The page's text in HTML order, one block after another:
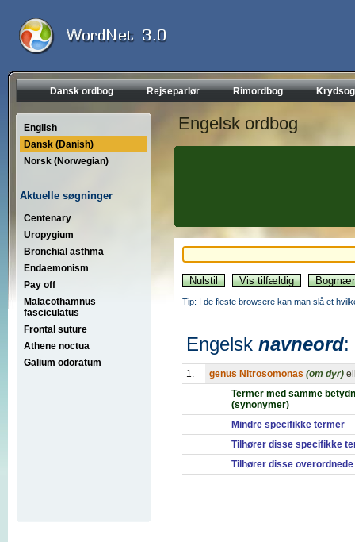
Dansk ordbog Rejseparlør Rimordbog
English
Dansk (Danish)
Norsk (Norwegian)
Aktuelle søgninger
Centenary
Uropygium
Bronchial asthma
Endaemonism
Pay off
Malacothamnus
fasciculatus
Frontal suture
Athene noctua
Galium odoratum
Engelsk ordbog
Tip: I de fleste browsere kan man slå et
Engelsk navneord:
1. genus Nitrosomonas (om dyr)
Termer med samme
(synonymer)
Mindre specifikke termer
Tilhører disse specifikke
Tilhører disse